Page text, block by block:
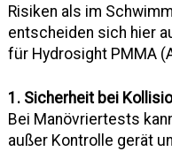
Risiken als im
entscheiden sich hier
für Hydrosight PMMA
1. Sicherheit bei
Bei Manövriertests
außer Kontrolle gerät